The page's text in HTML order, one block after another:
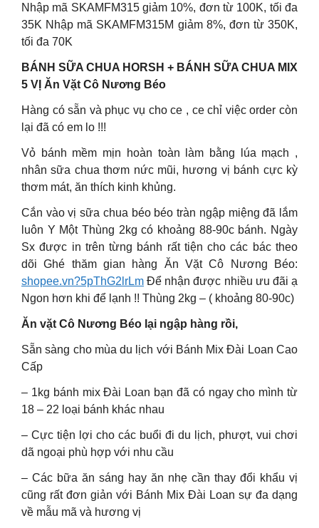
Nhập mã SKAMFM315 giảm 10%, đơn từ 100K, tối đa
35K Nhập mã SKAMFM315M giảm 8%, đơn từ 350K,
tối đa 70K
BÁNH SỮA CHUA HORSH + BÁNH SỮA CHUA MIX
5 VỊ Ăn Vặt Cô Nương Béo
Hàng có sẵn và phục vụ cho ce , ce chỉ việc order còn
lại đã có em lo !!!
Vỏ bánh mềm mịn hoàn toàn làm bằng lúa mạch ,
nhân sữa chua thơm nức mũi, hương vị bánh cực kỳ
thơm mát, ăn thích kinh khủng.
Cắn vào vị sữa chua béo béo tràn ngập miệng đã lắm
luôn Y Một Thùng 2kg có khoảng 88-90c bánh. Ngày
Sx được in trên từng bánh rất tiện cho các bác theo
dõi Ghé thăm gian hàng Ăn Vặt Cô Nương Béo:
shopee.vn?5pThG2lrLm Để nhận được nhiều ưu đãi ạ
Ngon hơn khi để lạnh !! Thùng 2kg – ( khoảng 80-90c)
Ăn vặt Cô Nương Béo lại ngập hàng rồi,
Sẵn sàng cho mùa du lịch với Bánh Mix Đài Loan Cao
Cấp
– 1kg bánh mix Đài Loan bạn đã có ngay cho mình từ
18 – 22 loại bánh khác nhau
– Cực tiện lợi cho các buổi đi du lịch, phượt, vui chơi
dã ngoại phù hợp với nhu cầu
– Các bữa ăn sáng hay ăn nhẹ cần thay đổi khẩu vị
cũng rất đơn giản với Bánh Mix Đài Loan sự đa dạng
về mẫu mã và hương vị